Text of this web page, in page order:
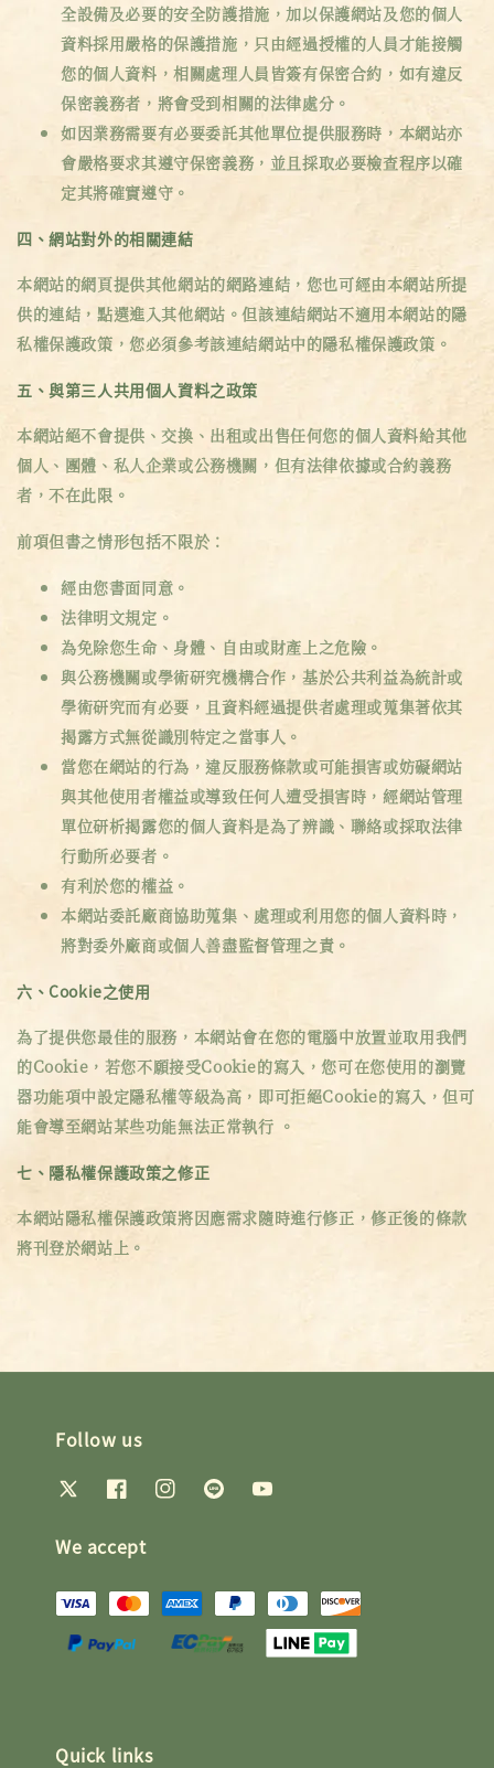
全設備及必要的安全防護措施，加以保護網站及您的個人
資料採用嚴格的保護措施，只由經過授權的人員才能接觸
您的個人資料，相關處理人員皆簽有保密合約，如有違反
保密義務者，將會受到相關的法律處分。
如因業務需要有必要委託其他單位提供服務時，本網站亦
會嚴格要求其遵守保密義務，並且採取必要檢查程序以確
定其將確實遵守。
四、網站對外的相關連結
本網站的網頁提供其他網站的網路連結，您也可經由本網站所提
供的連結，點選進入其他網站。但該連結網站不適用本網站的隱
私權保護政策，您必須參考該連結網站中的隱私權保護政策。
五、與第三人共用個人資料之政策
本網站絕不會提供、交換、出租或出售任何您的個人資料給其他
個人、團體、私人企業或公務機關，但有法律依據或合約義務
者，不在此限。
前項但書之情形包括不限於：
經由您書面同意。
法律明文規定。
為免除您生命、身體、自由或財產上之危險。
與公務機關或學術研究機構合作，基於公共利益為統計或
學術研究而有必要，且資料經過提供者處理或蒐集著依其
揭露方式無從識別特定之當事人。
當您在網站的行為，違反服務條款或可能損害或妨礙網站
與其他使用者權益或導致任何人遭受損害時，經網站管理
單位研析揭露您的個人資料是為了辨識、聯絡或採取法律
行動所必要者。
有利於您的權益。
本網站委託廠商協助蒐集、處理或利用您的個人資料時，
將對委外廠商或個人善盡監督管理之責。
六、Cookie之使用
為了提供您最佳的服務，本網站會在您的電腦中放置並取用我們
的Cookie，若您不願接受Cookie的寫入，您可在您使用的瀏覽
器功能項中設定隱私權等級為高，即可拒絕Cookie的寫入，但可
能會導至網站某些功能無法正常執行 。
七、隱私權保護政策之修正
本網站隱私權保護政策將因應需求隨時進行修正，修正後的條款
將刊登於網站上。
Follow us
We accept
Quick links